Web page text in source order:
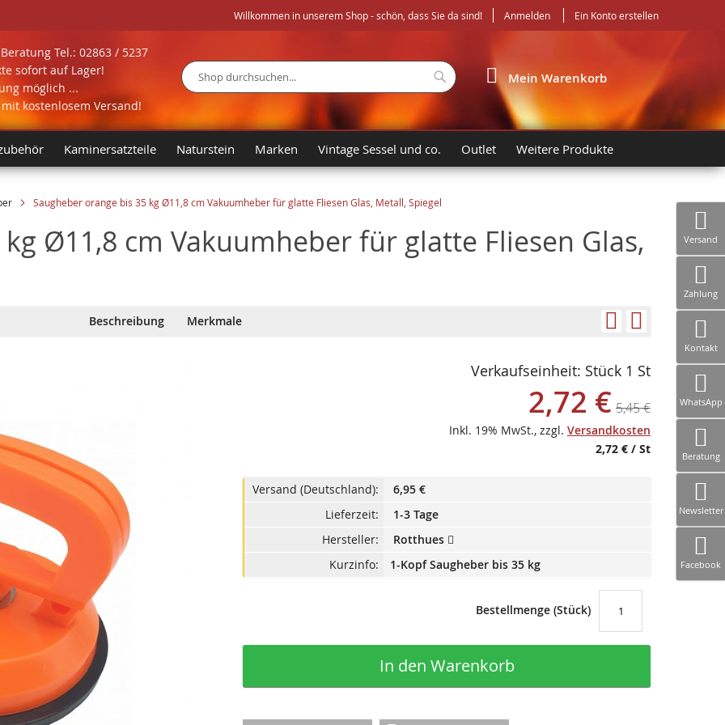
Willkommen in unserem Shop - schön, dass Sie da sind! Anmelden Ein Konto erstellen
Tel.: 02863 / 5237
sofort auf Lager!
möglich ...
kostenlosem Versand!
Mein Warenkorb
Suche
Suche
Kaminersatzteile Naturstein Marken Vintage Sessel und co. Outlet Weitere Produkte
Saugheber orange bis 35 kg Ø11,8 cm Vakuumheber für glatte Fliesen Glas, Metall, Spiegel
Ø11,8 cm Vakuumheber für glatte Fliesen Glas,
Beschreibung Merkmale
Verkaufseinheit: Stück 1 St
Sonderangebot
2,72 € 5,45 €
Inkl. 19% MwSt., zzgl. Versandkosten
2,72 € / St
Versand (Deutschland):
6,95 €
Lieferzeit:
1-3 Tage
Hersteller:
Rotthues
Kurzinfo:
1-Kopf Saugheber bis 35 kg
Bestellmenge (Stück)
In den Warenkorb
Versand
Zahlung
Kontakt
WhatsApp
Beratung
Newsletter
Facebook